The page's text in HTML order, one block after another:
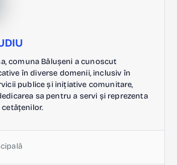
comuna Bălușeni a cunoscut
în diverse domenii, inclusiv în
publice și inițiative comunitare,
sa pentru a servi și reprezenta